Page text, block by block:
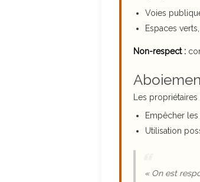
Voies
Espaces
Non-respect :
Les
Empêcher
Utilisation
« On est